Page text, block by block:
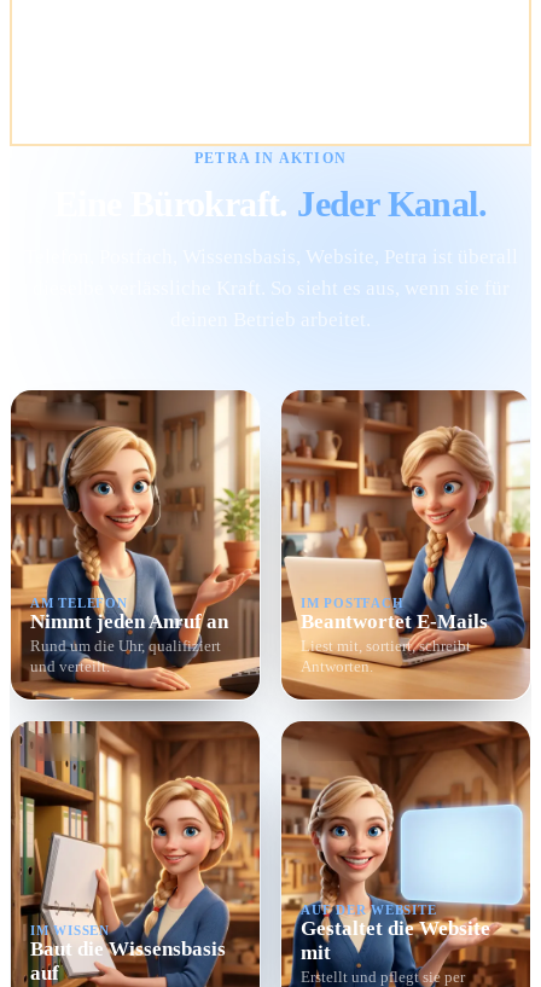
PETRA IN AKTION
Eine Bürokraft. Jeder Kanal.
Telefon, Postfach, Wissensbasis, Website, Petra ist überall
dieselbe verlässliche Kraft. So sieht es aus, wenn sie für
deinen Betrieb arbeitet.
AM TELEFON
Nimmt jeden Anruf an
Rund um die Uhr, qualifiziert
und verteilt.
IM POSTFACH
Beantwortet E-Mails
Liest mit, sortiert, schreibt
Antworten.
IM WISSEN
Baut die Wissensbasis
auf
AUF DER WEBSITE
Gestaltet die Website
mit
Erstellt und pflegt sie per